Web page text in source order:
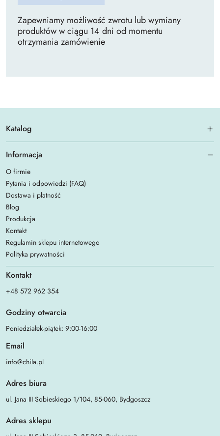
Zapewniamy możliwość zwrotu lub wymiany
produktów w ciągu 14 dni od momentu
otrzymania zamówienie
Katalog
Informacja
O firmie
Pytania i odpowiedzi (FAQ)
Dostawa i płatność
Blog
Produkcja
Kontakt
Regulamin sklepu internetowego
Polityka prywatności
Kontakt
+48 572 962 354
Godziny otwarcia
Poniedziałek-piątek: 9:00-16:00
Email
info@chila.pl
Adres biura
ul. Jana III Sobieskiego 1/104, 85-060, Bydgoszcz
Adres sklepu